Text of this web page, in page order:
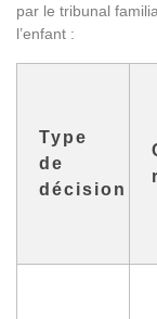
par le tribunal
l’enfant :
Type
de
décision